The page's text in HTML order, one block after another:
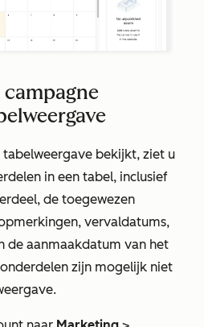
tabelweergave bekijkt, ziet u
in een tabel, inclusief
de toegewezen
vervaldatums,
de aanmaakdatum van het
zijn mogelijk niet